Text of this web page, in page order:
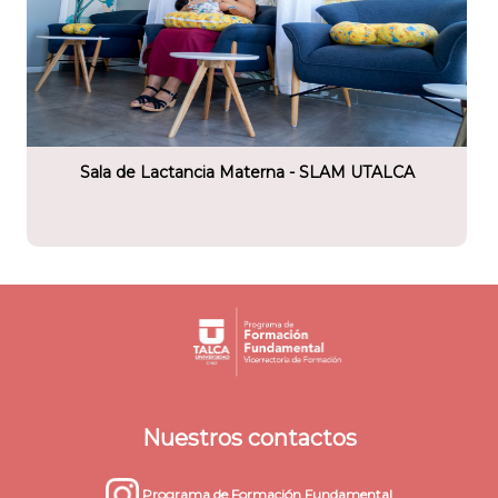
Sala de Lactancia Materna - SLAM UTALCA
Nuestros contactos
Programa de Formación Fundamental